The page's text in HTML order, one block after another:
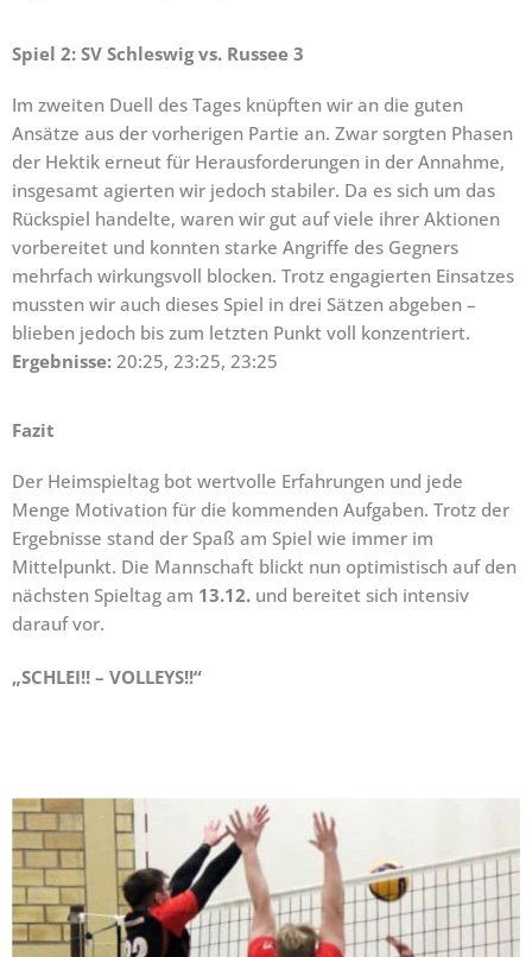
Spiel 2: SV Schleswig vs. Russee 3
Im zweiten Duell des Tages knüpften wir an die guten
Ansätze aus der vorherigen Partie an. Zwar sorgten Phasen
der Hektik erneut für Herausforderungen in der Annahme,
insgesamt agierten wir jedoch stabiler. Da es sich um das
Rückspiel handelte, waren wir gut auf viele ihrer Aktionen
vorbereitet und konnten starke Angriffe des Gegners
mehrfach wirkungsvoll blocken. Trotz engagierten Einsatzes
mussten wir auch dieses Spiel in drei Sätzen abgeben –
blieben jedoch bis zum letzten Punkt voll konzentriert.
Ergebnisse: 20:25, 23:25, 23:25
Fazit
Der Heimspieltag bot wertvolle Erfahrungen und jede
Menge Motivation für die kommenden Aufgaben. Trotz der
Ergebnisse stand der Spaß am Spiel wie immer im
Mittelpunkt. Die Mannschaft blickt nun optimistisch auf den
nächsten Spieltag am 13.12. und bereitet sich intensiv
darauf vor.
„SCHLEI!! – VOLLEYS!!“